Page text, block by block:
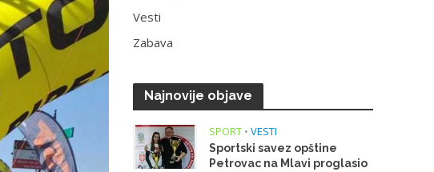
Vesti
Zabava
Najnovije objave
SPORT • VESTI
Sportski savez opštine
Petrovac na Mlavi proglasio